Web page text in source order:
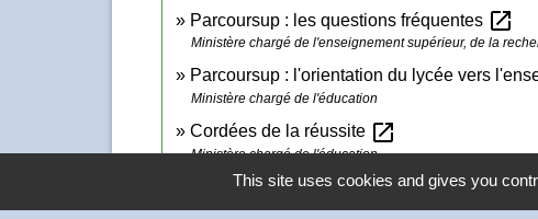
Parcoursup : les questions fréquentes open_in_new
Ministère chargé de l'enseignement supérieur, de la
Parcoursup : l'orientation du lycée vers
Ministère chargé de l'éducation
Cordées de la réussite open_in_new
Ministère chargé de l'éducation
This site uses cookies and gives you